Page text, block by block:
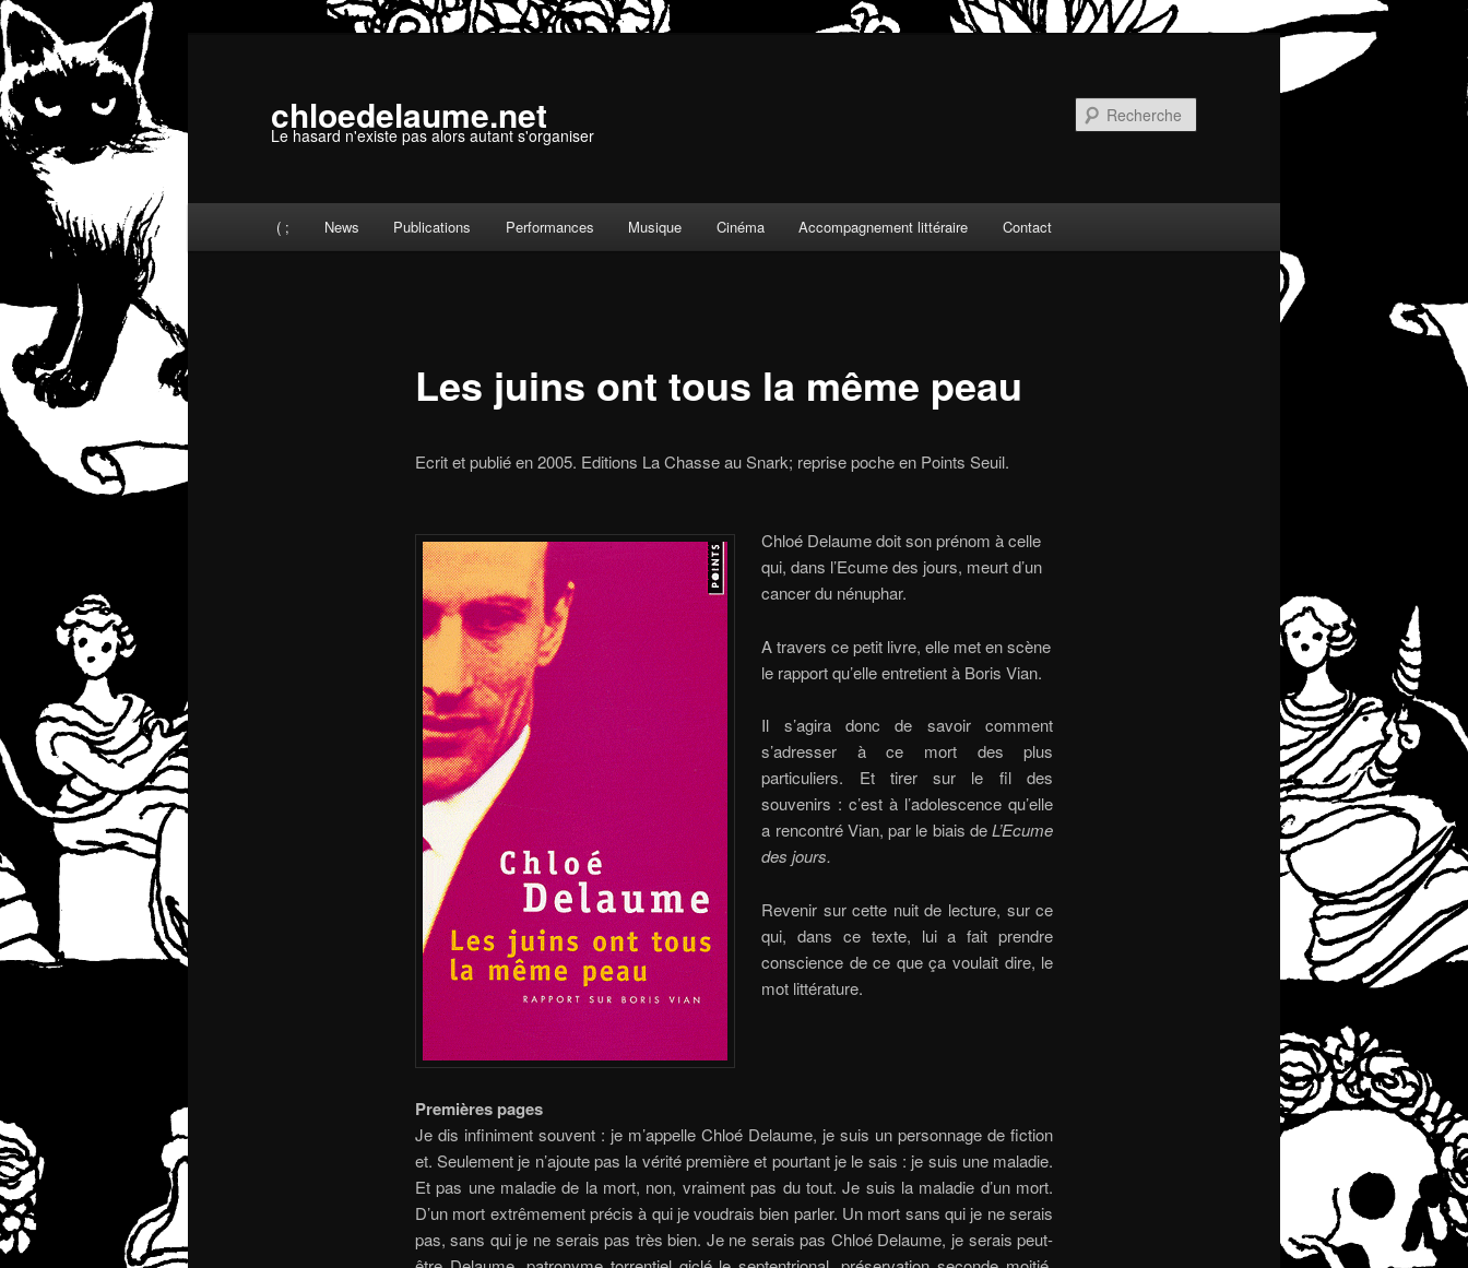
Aller
au
contenu
principal
chloedelaume.net
Le hasard n'existe pas alors autant s'organiser
( ; News Publications Performances Musique Cinéma Accompagnement littéraire Contact
Les juins ont tous la même peau
Ecrit et publié en 2005. Editions La Chasse au Snark; reprise poche en Points Seuil.
Chloé Delaume doit son prénom à celle
qui, dans l’Ecume des jours, meurt d’un
cancer du nénuphar.
A travers ce petit livre, elle met en scène
le rapport qu’elle entretient à Boris Vian.
Il s’agira donc de savoir comment
s’adresser à ce mort des plus
particuliers. Et tirer sur le fil des
souvenirs : c’est à l’adolescence qu’elle
a rencontré Vian, par le biais deL’Ecume
des jours.
Revenir sur cette nuit de lecture, sur ce
qui, dans ce texte, lui a fait prendre
conscience de ce que ça voulait dire, le
mot littérature.
Premières pages
Je dis infiniment souvent : je m’appelle Chloé Delaume, je suis un personnage de fiction
et. Seulement je n’ajoute pas la vérité première et pourtant je le sais : je suis une maladie.
Et pas une maladie de la mort, non, vraiment pas du tout. Je suis la maladie d’un mort.
D’un mort extrêmement précis à qui je voudrais bien parler. Un mort sans qui je ne serais
pas, sans qui je ne serais pas très bien. Je ne serais pas Chloé Delaume, je serais peut-